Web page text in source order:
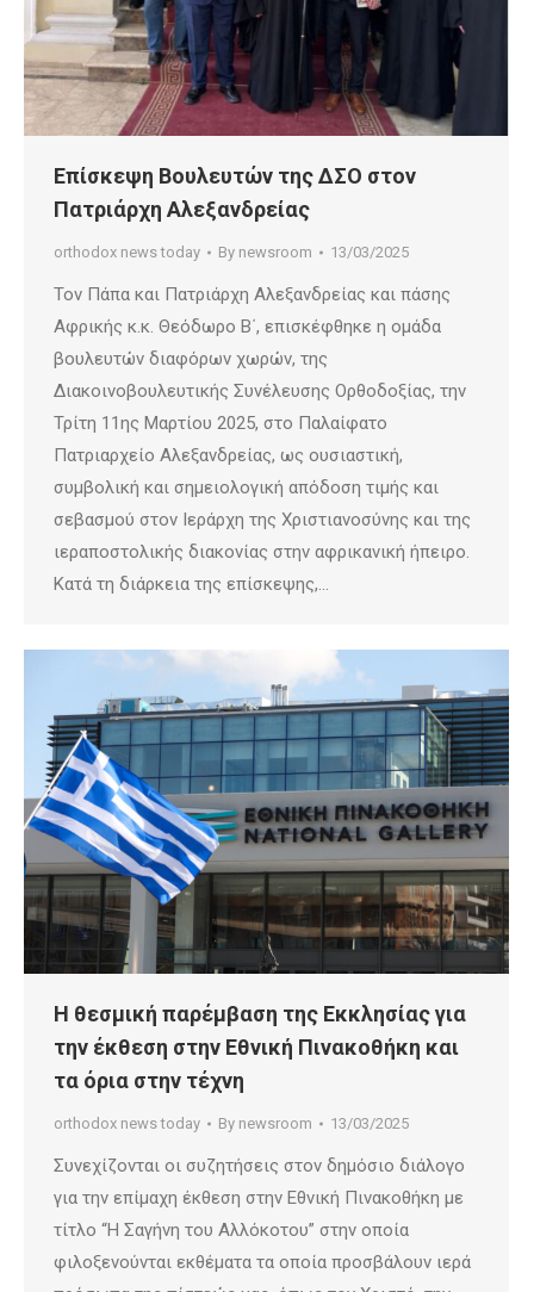
Επίσκεψη Βουλευτών της ΔΣΟ στον
Πατριάρχη Αλεξανδρείας
orthodox news today By newsroom 13/03/2025
Τον Πάπα και Πατριάρχη Αλεξανδρείας και πάσης
Αφρικής κ.κ. Θεόδωρο Β΄, επισκέφθηκε η ομάδα
βουλευτών διαφόρων χωρών, της
Διακοινοβουλευτικής Συνέλευσης Ορθοδοξίας, την
Τρίτη 11ης Μαρτίου 2025, στο Παλαίφατο
Πατριαρχείο Αλεξανδρείας, ως ουσιαστική,
συμβολική και σημειολογική απόδοση τιμής και
σεβασμού στον Ιεράρχη της Χριστιανοσύνης και της
ιεραποστολικής διακονίας στην αφρικανική ήπειρο.
Κατά τη διάρκεια της επίσκεψης,…
Η θεσμική παρέμβαση της Εκκλησίας για
την έκθεση στην Εθνική Πινακοθήκη και
τα όρια στην τέχνη
orthodox news today By newsroom 13/03/2025
Συνεχίζονται οι συζητήσεις στον δημόσιο διάλογο
για την επίμαχη έκθεση στην Εθνική Πινακοθήκη με
τίτλο “Η Σαγήνη του Αλλόκοτου” στην οποία
φιλοξενούνται εκθέματα τα οποία προσβάλουν ιερά